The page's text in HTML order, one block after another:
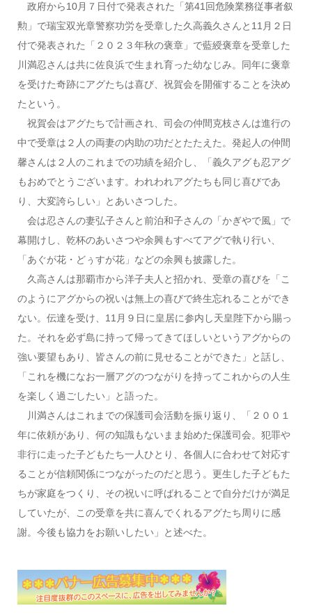
政府から10月７日付で発表された「第41回危険業務従事者叙
勲」で瑞宝双光章警察功労を受章した久高義久さんと11月２日
付で発表された「２０２３年秋の褒章」で藍綬褒章を受章した
川満忍さんは共に佐良浜で生まれ育った幼なじみ。同年に褒章
を受けた奇跡にアグたちは喜び、祝賀会を開催することを決め
たという。
祝賀会はアグたちで計画され、司会の仲間克枝さんは進行の
中で受章は２人の両妻の内助の功だとたたえた。発起人の仲間
馨さんは２人のこれまでの功績を紹介し、「義久アグも忍アグ
もおめでとうございます。われわれアグたちも同じ喜びであ
り、大変誇らしい」とあいさつした。
会は忍さんの妻弘子さんと前泊和子さんの「かぎやで風」で
幕開けし、乾杯のあいさつや余興もすべてアグで執り行い、
「あぐが花・どぅすが花」などの余興も披露した。
久高さんは那覇市から洋子夫人と招かれ、受章の喜びを「こ
のようにアグからの祝いは無上の喜びで終生忘れることができ
ない。伝達を受け、11月９日に皇居に参内し天皇陛下から賜っ
た。それを必ず島に持って帰ってきてほしいというアグからの
強い要望もあり、皆さんの前に見せることができた」と話し、
「これを機になお一層アグのつながりを持ってこれからの人生
を楽しく過ごしたい」と語った。
川満さんはこれまでの保護司会活動を振り返り、「２００１
年に依頼があり、何の知識もないまま始めた保護司会。犯罪や
非行に走った子どもたち一人ひとり、各個人に合わせて対応す
ることが信頼関係につながったのだと思う。更生した子どもた
ちが家庭をつくり、その祝いに呼ばれることで自分だけが満足
していたが、この受章を共に喜んでくれるアグたち周りに感
謝。今後も協力をお願いしたい」と述べた。